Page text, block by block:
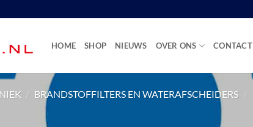
HOME SHOP NIEUWS OVER ONS CONTACT
/ BRANDSTOFFILTERS EN WATERAFSCHEIDERS /